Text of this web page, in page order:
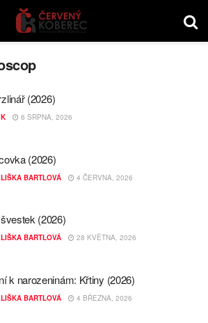
(2026)
6 SRPNA, 2026
(2026)
BARTLOVÁ 4 ČERVNA, 2026
(2026)
BARTLOVÁ 28 KVĚTNA, 2026
k narozeninám: Křtiny (2026)
BARTLOVÁ 4 BŘEZNA, 2026